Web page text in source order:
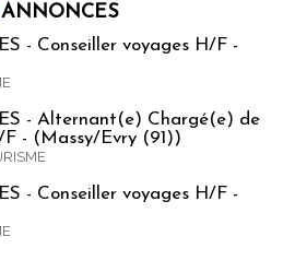
ANNONCES
- Conseiller voyages H/F -
- Alternant(e) Chargé(e) de
F - (Massy/Evry (91))
- Conseiller voyages H/F -